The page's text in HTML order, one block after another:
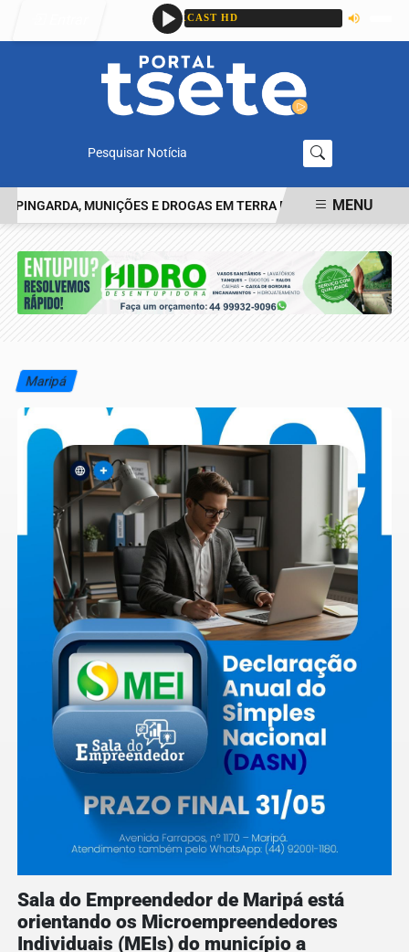
Pesquisar Notícia
MUNIÇÕES E DROGAS EM TERRA ROXA HOMEM
MENU
Maripá
Sala do Empreendedor de Maripá está
orientando os Microempreendedores
Individuais (MEIs) do município a